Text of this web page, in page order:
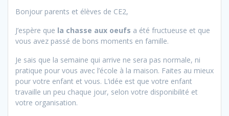
Bonjour parents et élèves de CE2,
J’espère que la chasse aux oeufs a été fructueuse et que
vous avez passé de bons moments en famille.
Je sais que la semaine qui arrive ne sera pas normale, ni
pratique pour vous avec l’école à la maison. Faites au mieux
pour votre enfant et vous. L’idée est que votre enfant
travaille un peu chaque jour, selon votre disponibilité et
votre organisation.